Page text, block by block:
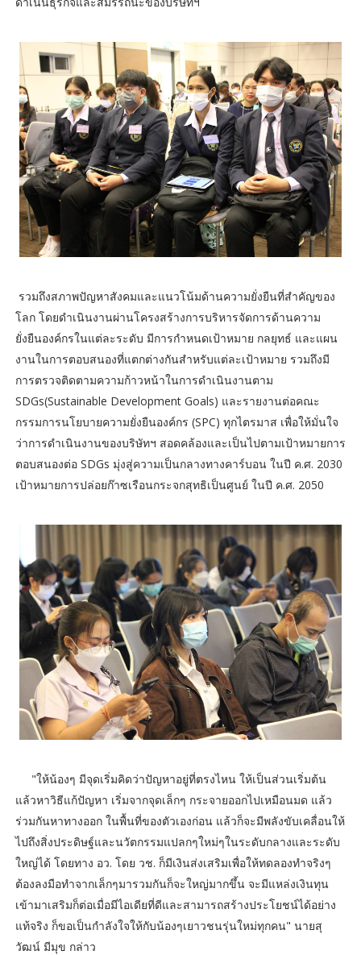
รวมถึงสภาพปัญหาสังคมและแนวโน้มด้านความยั่งยืนที่สำคัญของ
โลก โดยดำเนินงานผ่านโครงสร้างการบริหารจัดการด้านความ
ยั่งยืนองค์กรในแต่ละระดับ มีการกำหนดเป้าหมาย กลยุทธ์ และแผน
งานในการตอบสนองที่แตกต่างกันสำหรับแต่ละเป้าหมาย รวมถึงมี
การตรวจติดตามความก้าวหน้าในการดำเนินงานตาม
SDGs(Sustainable Development Goals) และรายงานต่อคณะ
กรรมการนโยบายความยั่งยืนองค์กร (SPC) ทุกไตรมาส เพื่อให้มั่นใจ
ว่าการดำเนินงานของบริษัทฯ สอดคล้องและเป็นไปตามเป้าหมายการ
ตอบสนองต่อ SDGs มุ่งสู่ความเป็นกลางทางคาร์บอน ในปี ค.ศ. 2030
เป้าหมายการปล่อยก๊าซเรือนกระจกสุทธิเป็นศูนย์ ในปี ค.ศ. 2050
"ให้น้องๆ มีจุดเริ่มคิดว่าปัญหาอยู่ที่ตรงไหน ให้เป็นส่วนเริ่มต้น
แล้วหาวิธีแก้ปัญหา เริ่มจากจุดเล็กๆ กระจายออกไปเหมือนมด แล้ว
ร่วมกันหาทางออก ในพื้นที่ของตัวเองก่อน แล้วก็จะมีพลังขับเคลื่อนให้
ไปถึงสิ่งประดิษฐ์และนวัตกรรมแปลกๆใหม่ๆในระดับกลางและระดับ
ใหญ่ได้ โดยทาง อว. โดย วช. ก็มีเงินส่งเสริมเพื่อให้ทดลองทำจริงๆ
ต้องลงมือทำจากเล็กๆมารวมกันก็จะใหญ่มากขึ้น จะมีแหล่งเงินทุน
เข้ามาเสริมก็ต่อเมื่อมีไอเดียที่ดีและสามารถสร้างประโยชน์ได้อย่าง
แท้จริง ก็ขอเป็นกำลังใจให้กับน้องๆเยาวชนรุ่นใหม่ทุกคน" นายสุ
วัฒน์ มีมุข กล่าว